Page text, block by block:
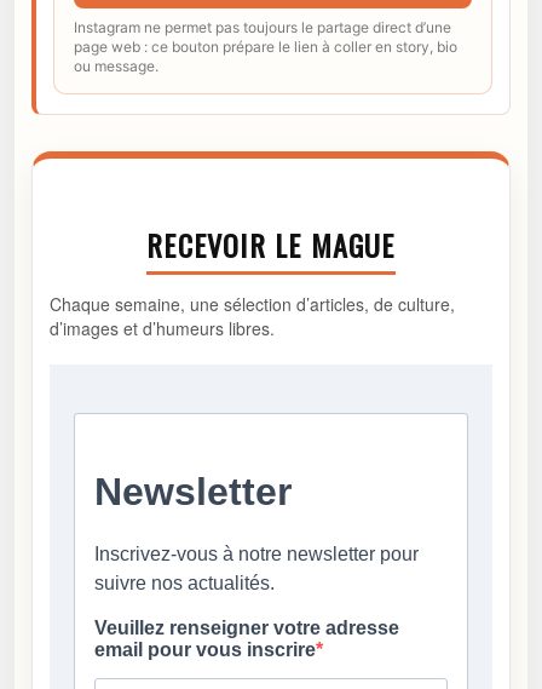
Instagram ne permet pas toujours le partage direct d’une
page web : ce bouton prépare le lien à coller en story, bio
ou message.
RECEVOIR LE MAGUE
Chaque semaine, une sélection d’articles, de culture,
d’images et d’humeurs libres.